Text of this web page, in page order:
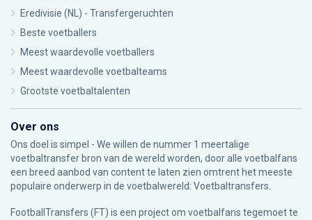
Eredivisie (NL) - Transfergeruchten
Beste voetballers
Meest waardevolle voetballers
Meest waardevolle voetbalteams
Grootste voetbaltalenten
Over ons
Ons doel is simpel - We willen de nummer 1 meertalige
voetbaltransfer bron van de wereld worden, door alle voetbalfans
een breed aanbod van content te laten zien omtrent het meeste
populaire onderwerp in de voetbalwereld: Voetbaltransfers.
FootballTransfers (FT) is een project om voetbalfans tegemoet te